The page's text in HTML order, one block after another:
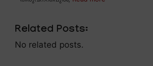
Related Posts:
No related posts.